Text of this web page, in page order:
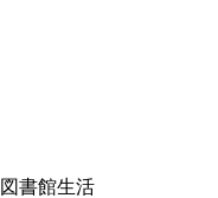
図書館生活